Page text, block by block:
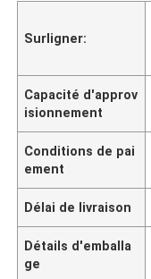
Surligner:
Capacité d'approv
isionnement
Conditions de pai
ement
Délai de livraison
Détails d'emballa
ge